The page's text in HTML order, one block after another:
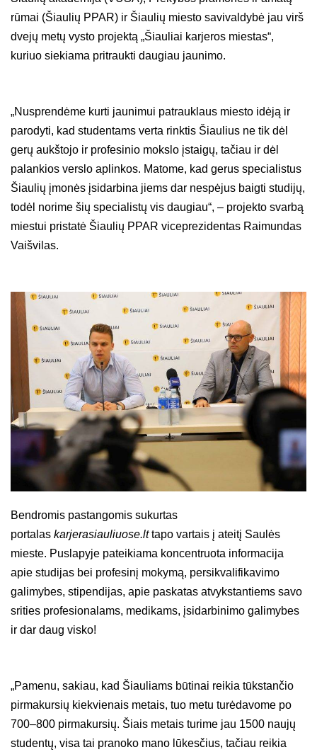
rūmai (Šiaulių PPAR) ir Šiaulių miesto savivaldybė jau virš
dvejų metų vysto projektą „Šiauliai karjeros miestas“,
kuriuo siekiama pritraukti daugiau jaunimo.
„Nusprendėme kurti jaunimui patrauklaus miesto idėją ir
parodyti, kad studentams verta rinktis Šiaulius ne tik dėl
gerų aukštojo ir profesinio mokslo įstaigų, tačiau ir dėl
palankios verslo aplinkos. Matome, kad gerus specialistus
Šiaulių įmonės įsidarbina jiems dar nespėjus baigti studijų,
todėl norime šių specialistų vis daugiau“, – projekto svarbą
miestui pristatė Šiaulių PPAR viceprezidentas Raimundas
Vaišvilas.
Bendromis pastangomis sukurtas
portalas karjerasiauliuose.lttapo vartais į ateitį Saulės
mieste. Puslapyje pateikiama koncentruota informacija
apie studijas bei profesinį mokymą, persikvalifikavimo
galimybes, stipendijas, apie paskatas atvykstantiems savo
srities profesionalams, medikams, įsidarbinimo galimybes
ir dar daug visko!
„Pamenu, sakiau, kad Šiauliams būtinai reikia tūkstančio
pirmakursių kiekvienais metais, tuo metu turėdavome po
700–800 pirmakursių. Šiais metais turime jau 1500 naujų
studentų, visa tai pranoko mano lūkesčius, tačiau reikia